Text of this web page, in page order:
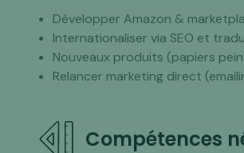
Développer Amazon &
Internationaliser via SEO et
Nouveaux produits (papiers
Relancer marketing direct
Compétences